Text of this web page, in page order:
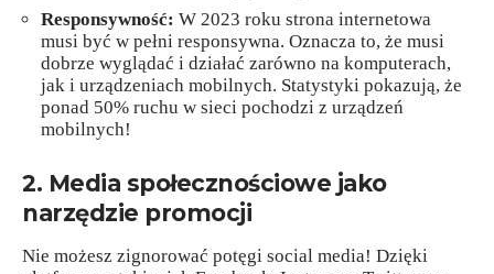
Responsywność: W 2023 roku strona internetowa
musi być w pełni responsywna. Oznacza to, że musi
dobrze wyglądać i działać zarówno na komputerach,
jak i urządzeniach mobilnych. Statystyki pokazują, że
ponad 50% ruchu w sieci pochodzi z urządzeń
mobilnych!
2. Media społecznościowe jako
narzędzie promocji
Nie możesz zignorować potęgi social media! Dzięki